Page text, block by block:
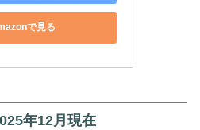
で見る
年12月現在